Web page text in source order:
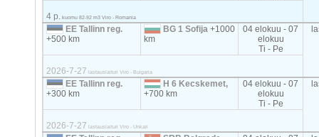
4 p. kuomu 82-92 m3 Viro - Romania
EE Tallinn reg.
+500 km
BG 1 Sofija+1000
km
04 elokuu - 07
elokuu
Ti - Pe
2026-7-27 lastauslaituri Viro - Bulgaria
EE Tallinn reg.
+300 km
H 6 Kecskemet,
+700 km
04 elokuu - 07
elokuu
Ti - Pe
2026-7-27 lastauslaituri Viro - Unkari